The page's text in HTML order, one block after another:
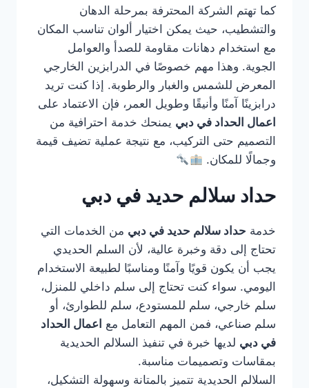
كما تهتم الشركة المحترفة بمرحلة الدهان
والتشطيب، حيث يمكن اختيار ألوان تناسب المكان
مع استخدام دهانات مقاومة للصدأ والعوامل
الجوية. وهذا مهم خصوصًا في الدرابزين الخارجي
المعرض للشمس والغبار والرطوبة. إذا كنت تريد
درابزينًا آمنًا وأنيقًا وطويل العمر، فإن الاعتماد على
اعمال الحداد في دبي يمنحك خدمة احترافية من
التصميم حتى التركيب، مع نتيجة عملية تضيف قيمة
وجمالًا للمكان.
حداد سلالم حديد في دبي
خدمة حداد سلالم حديد في دبي من الخدمات التي
تحتاج إلى دقة وخبرة عالية، لأن السلم الحديدي
يجب أن يكون قويًا وآمنًا ومناسبًا لطبيعة الاستخدام
اليومي. سواء كنت تحتاج إلى سلم داخلي للمنزل،
سلم خارجي، سلم للمستودع، سلم للطوارئ، أو
سلم صناعي، فمن المهم التعامل مع اعمال الحداد
في دبي لديها خبرة في تنفيذ السلالم الحديدية
بمقاسات وتصميمات مناسبة.
السلالم الحديدية تتميز بالمتانة وسهولة التشكيل،